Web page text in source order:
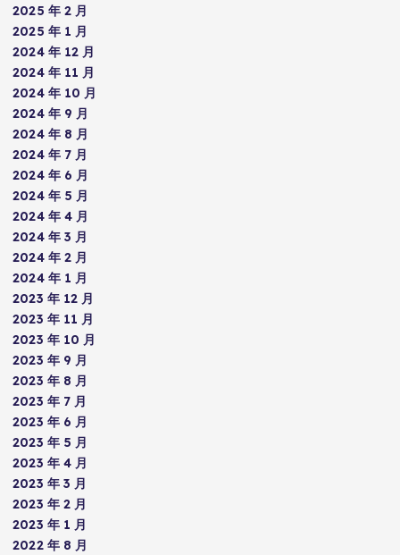
2025 年 2 月
2025 年 1 月
2024 年 12 月
2024 年 11 月
2024 年 10 月
2024 年 9 月
2024 年 8 月
2024 年 7 月
2024 年 6 月
2024 年 5 月
2024 年 4 月
2024 年 3 月
2024 年 2 月
2024 年 1 月
2023 年 12 月
2023 年 11 月
2023 年 10 月
2023 年 9 月
2023 年 8 月
2023 年 7 月
2023 年 6 月
2023 年 5 月
2023 年 4 月
2023 年 3 月
2023 年 2 月
2023 年 1 月
2022 年 8 月